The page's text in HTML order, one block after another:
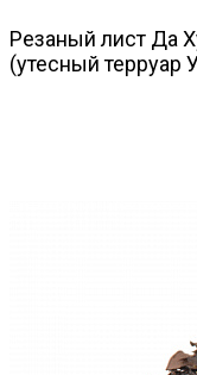
Резаный лист Да
(утесный терруар